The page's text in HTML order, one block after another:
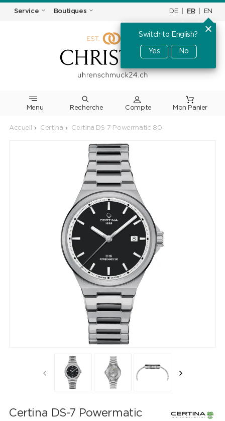
Service Boutiques DE FR EN
Switch to English?
Yes No
Menu Recherche
Accueil Certina Certina DS-7 Powermatic 80
Certina DS-7 Powermatic